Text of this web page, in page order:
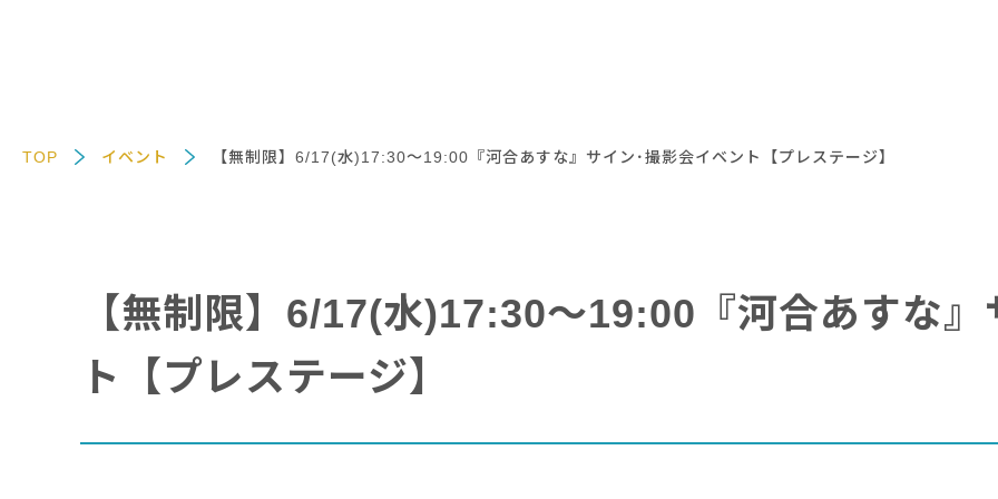
TOP イベント 【無制限】6/17(水)17:30～19:00『河合あすな』サイン･撮影会イベント【プレステージ】
【無制限】6/17(水)17:30～19:00『河合あすな
ト【プレステージ】